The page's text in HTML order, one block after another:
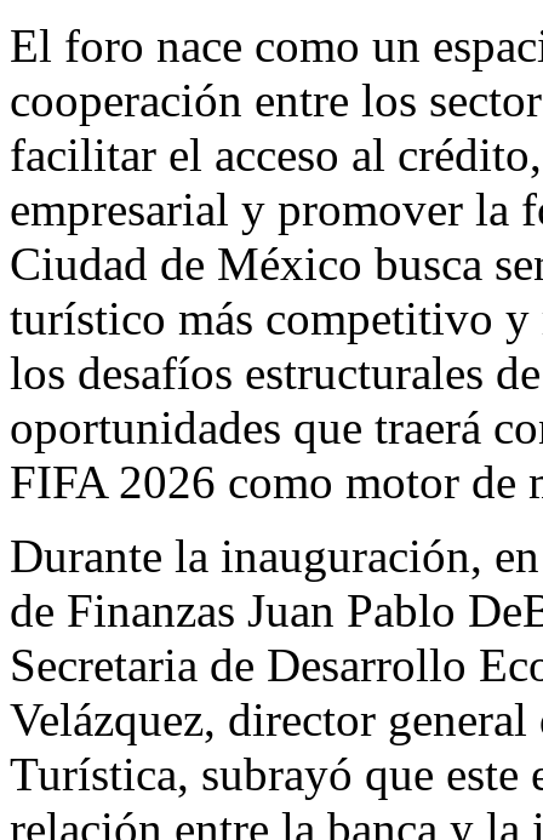
El foro nace como un
cooperación entre los
facilitar el acceso al
empresarial y promover la
Ciudad de México busca
turístico más competitivo y
los desafíos estructurales
oportunidades que traerá
FIFA 2026 como motor de
Durante la inauguración,
de Finanzas Juan Pablo
Secretaria de Desarrollo
Velázquez, director
Turística, subrayó que este
relación entre la banca y